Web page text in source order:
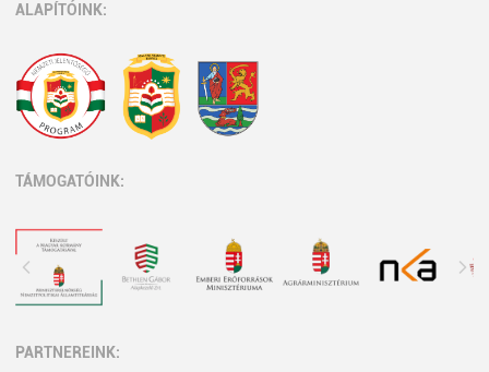
ALAPÍTÓINK:
TÁMOGATÓINK:
PARTNEREINK: